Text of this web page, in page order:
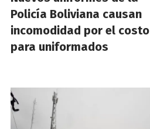
Policía Boliviana causan
incomodidad por el costo
para uniformados